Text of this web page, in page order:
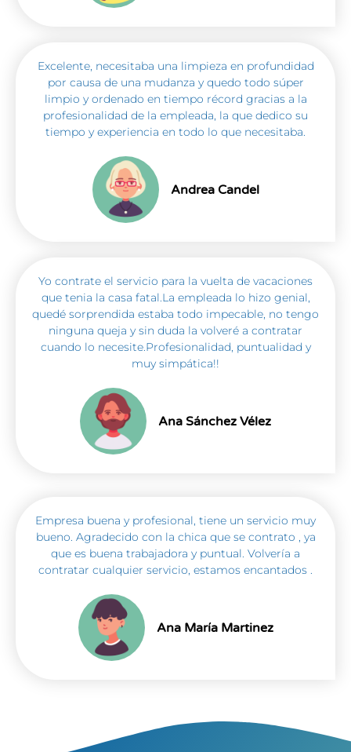
Excelente, necesitaba una limpieza en profundidad
por causa de una mudanza y quedo todo súper
limpio y ordenado en tiempo récord gracias a la
profesionalidad de la empleada, la que dedico su
tiempo y experiencia en todo lo que necesitaba.
Andrea Candel
Yo contrate el servicio para la vuelta de vacaciones
que tenia la casa fatal.La empleada lo hizo genial,
quedé sorprendida estaba todo impecable, no tengo
ninguna queja y sin duda la volveré a contratar
cuando lo necesite.Profesionalidad, puntualidad y
muy simpática!!
Ana Sánchez Vélez
Empresa buena y profesional, tiene un servicio muy
bueno. Agradecido con la chica que se contrato , ya
que es buena trabajadora y puntual. Volvería a
contratar cualquier servicio, estamos encantados .
Ana María Martinez